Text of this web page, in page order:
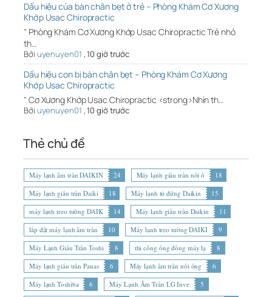
Dấu hiệu của bàn chân bẹt ở trẻ – Phòng Khám Cơ Xương
Khớp Usac Chiropractic
" Phòng Khám Cơ Xương Khớp Usac Chiropractic Trẻ nhỏ
th…
Bởi uyenuyen01 ,10 giờ trước
Dấu hiệu con bị bàn chân bẹt – Phòng Khám Cơ Xương
Khớp Usac Chiropractic
" Cơ Xương Khớp Usac Chiropractic <strong>Nhìn th…
Bởi uyenuyen01 ,10 giờ trước
Thẻ chủ đề
Máy lạnh âm trần DAIKIN 24 Máy lạnh giấu trần nối ố
18
Máy lạnh giấu trần Daiki
18 Máy lạnh tủ đứng Daikin
15
máy lạnh treo tường DAIK
14 Máy lạnh giấu trần Daikin
11
lắp đặt máy lạnh âm trần
10 Máy lạnh treo tường DAIKI
9
Máy Lạnh Giấu Trần Toshi
8 thi công ống đồng máy lạ
8
Máy lạnh giấu trần Panas
6 Máy lạnh âm trần nối ống
6
Máy lạnh Toshiba
6 Máy Lạnh Âm Trần LG Inve
5